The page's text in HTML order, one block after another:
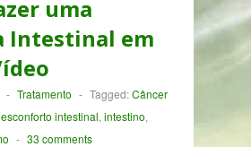
uma
Intestinal em
- Tratamento - Tagged:Câncer
intestinal, intestino,
- 33 comments